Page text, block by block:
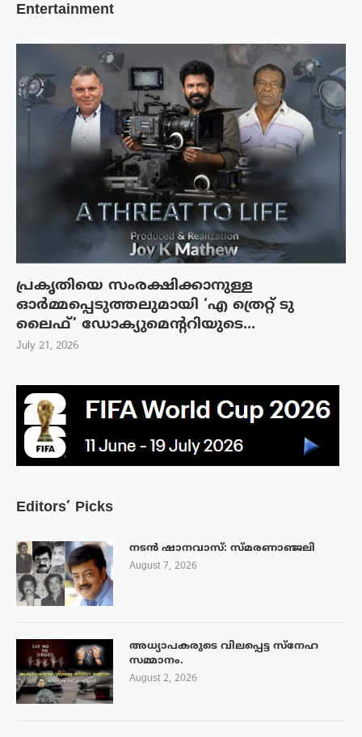
Editors’ Picks
നടൻ ഷാനവാസ്: സ്മരണാഞ്ജലി
August 7, 2026
അധ്യാപകരുടെ വിലപ്പെട്ട സ്നേഹ
സമ്മാനം.
August 2, 2026
Entertainment
പ്രകൃതിയെ സംരക്ഷിക്കാനുള്ള
ഓർമ്മപ്പെടുത്തലുമായി ‘എ ത്രെറ്റ് ടു
ലൈഫ്’ ഡോക്യുമെന്ററിയുടെ...
July 21, 2026